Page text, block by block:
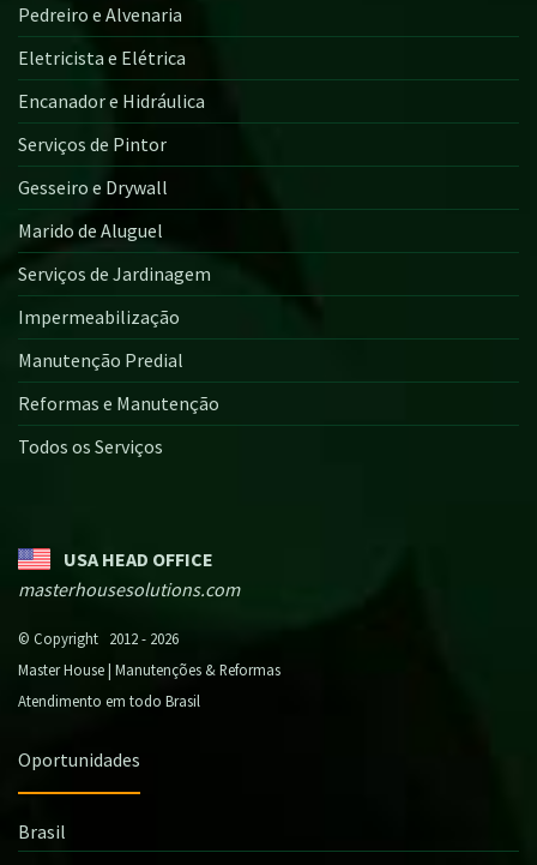
Pedreiro e Alvenaria
Eletricista e Elétrica
Encanador e Hidráulica
Serviços de Pintor
Gesseiro e Drywall
Marido de Aluguel
Serviços de Jardinagem
Impermeabilização
Manutenção Predial
Reformas e Manutenção
Todos os Serviços
USA HEAD OFFICE
masterhousesolutions.com
© Copyright 2012 - 2026
Master House | Manutenções & Reformas
Atendimento em todo Brasil
Oportunidades
Brasil